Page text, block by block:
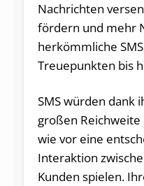
Nachrichten
fördern und mehr
herkömmliche
Treuepunkten bis
SMS würden dank
großen Reichweite
wie vor eine
Interaktion
Kunden spielen.